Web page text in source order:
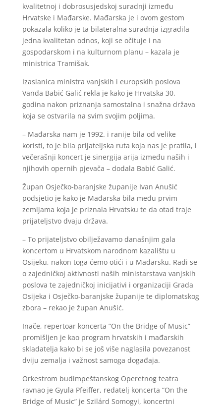
kvalitetnoj i dobrosusjedskoj suradnji između
Hrvatske i Mađarske. Mađarska je i ovom gestom
pokazala koliko je ta bilateralna suradnja izgradila
jedna kvalitetan odnos, koji se očituje i na
gospodarskom i na kulturnom planu – kazala je
ministrica Tramišak.
Izaslanica ministra vanjskih i europskih poslova
Vanda Babić Galić rekla je kako je Hrvatska 30.
godina nakon priznanja samostalna i snažna država
koja se ostvarila na svim svojim poljima.
– Mađarska nam je 1992. i ranije bila od velike
koristi, to je bila prijateljska ruta koja nas je pratila, i
večerašnji koncert je sinergija arija između naših i
njihovih opernih pjevača – dodala Babić Galić.
Župan Osječko-baranjske županije Ivan Anušić
podsjetio je kako je Mađarska bila među prvim
zemljama koja je priznala Hrvatsku te da otad traje
prijateljstvo dvaju država.
– To prijateljstvo obilježavamo današnjim gala
koncertom u Hrvatskom narodnom kazalištu u
Osijeku, nakon toga ćemo otići i u Mađarsku. Radi se
o zajedničkoj aktivnosti naših ministarstava vanjskih
poslova te zajedničkoj inicijativi i organizaciji Grada
Osijeka i Osječko-baranjske županije te diplomatskog
zbora – rekao je župan Anušić.
Inače, repertoar koncerta ”On the Bridge of Music”
promišljen je kao program hrvatskih i mađarskih
skladatelja kako bi se još više naglasila povezanost
dviju zemalja i važnost samoga događaja.
Orkestrom budimpeštanskog Operetnog teatra
ravnao je Gyula Pfeiffer, redatelj koncerta “On the
Bridge of Music” je Szilárd Somogyi, koncertni